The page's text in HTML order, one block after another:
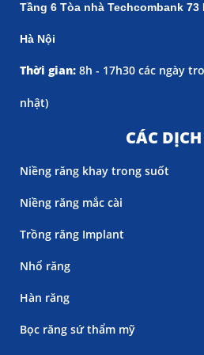
Tầng 6 Tòa nhà Techcombank
Hà Nội
Thời gian: 8h - 17h30 các ngày
nhật)
CÁC
Niềng răng khay trong suốt
Niềng răng mắc cài
Trồng răng Implant
Nhổ răng
Hàn răng
Bọc răng sứ thẩm mỹ